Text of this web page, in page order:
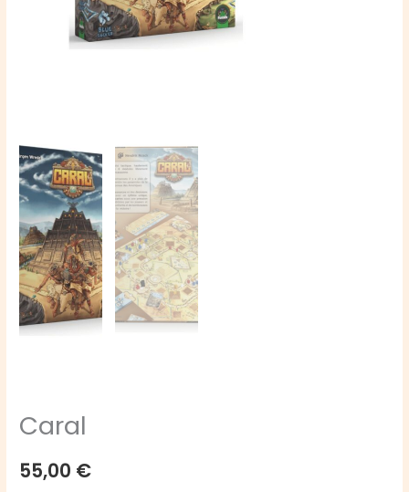
Caral
55,00 €